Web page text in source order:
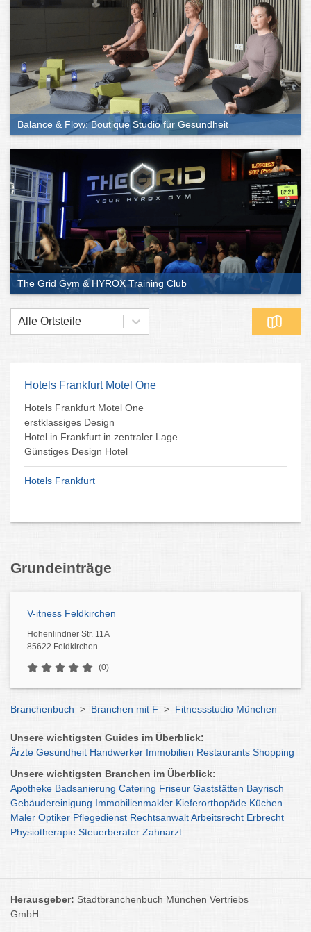
Balance & Flow: Boutique Studio für Gesundheit
The Grid Gym & HYROX Training Club
Alle Ortsteile
Hotels Frankfurt Motel One
Hotels Frankfurt Motel One
erstklassiges Design
Hotel in Frankfurt in zentraler Lage
Günstiges Design Hotel
Hotels Frankfurt
Grundeinträge
V-itness Feldkirchen
Hohenlindner Str. 11A
85622 Feldkirchen
(0)
Branchenbuch > Branchen mit F > Fitnessstudio München
Unsere wichtigsten Guides im Überblick:
Ärzte Gesundheit Handwerker Immobilien Restaurants Shopping
Unsere wichtigsten Branchen im Überblick:
Apotheke Badsanierung Catering Friseur Gaststätten Bayrisch
Gebäudereinigung Immobilienmakler Kieferorthopäde Küchen
Maler Optiker Pflegedienst RechtsanwaltArbeitsrecht Erbrecht
Physiotherapie Steuerberater Zahnarzt
Herausgeber: Stadtbranchenbuch München Vertriebs
GmbH